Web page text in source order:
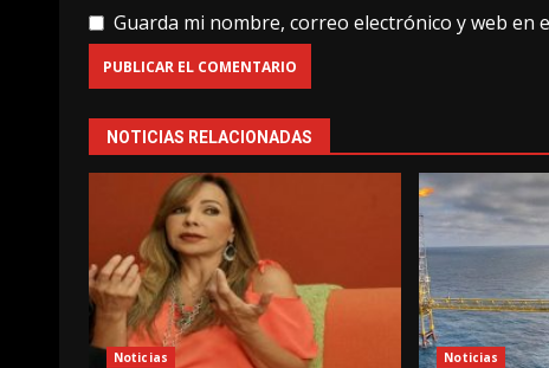
Guarda mi nombre, correo electrónico y web en
NOTICIAS RELACIONADAS
Noticias Noticias